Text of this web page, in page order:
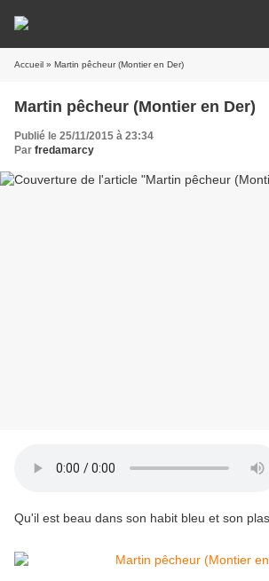
Accueil » Martin pêcheur (Montier en Der)
Martin pêcheur (Montier en Der)
Publié le 25/11/2015 à 23:34
Par fredamarcy
Qu'il est beau dans son habit bleu et son